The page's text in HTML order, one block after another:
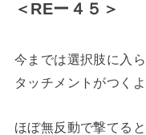
＜REー４５＞
今までは選択肢に入
タッチメントがつく
ほぼ無反動で撃てる